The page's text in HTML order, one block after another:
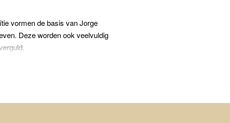
vormen de basis van Jorge
Deze worden ook veelvuldig